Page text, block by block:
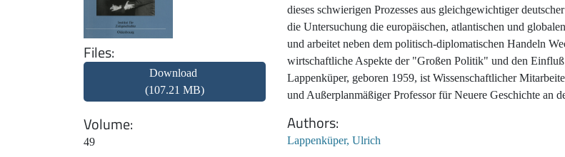
Files
Download
(107.21 MB)
Volume
49
dieses schwierigen Prozesses aus gleichgewichtiger
die Untersuchung die europäischen, atlantischen und
und arbeitet neben dem politisch-diplomatischen Handeln
wirtschaftliche Aspekte der "Großen Politik" und den
Lappenküper, geboren 1959, ist Wissenschaftlicher
und Außerplanmäßiger Professor für Neuere Geschichte an
Authors
Lappenküper, Ulrich